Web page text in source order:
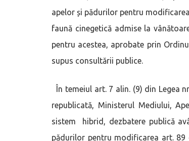
apelor și pădurilor pentru
faună cinegetică admise la
pentru acestea, aprobate prin
supus consultării publice.
În temeiul art. 7 alin. (9) din Legea
republicată, Ministerul Mediului,
sistem hibrid, dezbatere publică
pădurilor pentru modificarea art.